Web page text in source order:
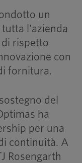
un
l'azienda
rispetto
con
fornitura.
del
ha
per una
continuità. A
Rosengarth